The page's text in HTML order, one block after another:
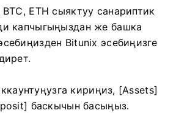
ETH сыяктуу санариптик
капчыгыңыздан же башка
Bitunix эсебиңизге
кириңиз, [Assets]
баскычын басыңыз.